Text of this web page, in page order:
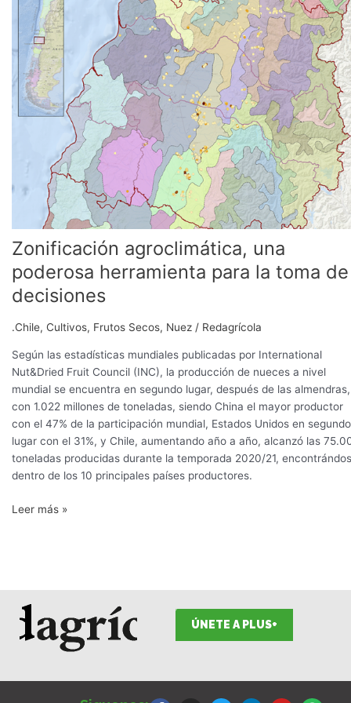
Zonificación agroclimática, una
poderosa herramienta para la toma de
decisiones
.Chile, Cultivos, Frutos Secos, Nuez / Redagrícola
Según las estadísticas mundiales publicadas por International
Nut&Dried Fruit Council (INC), la producción de nueces a nivel
mundial se encuentra en segundo lugar, después de las almendras,
con 1.022 millones de toneladas, siendo China el mayor productor
con el 47% de la participación mundial, Estados Unidos en segundo
lugar con el 31%, y Chile, aumentando año a año, alcanzó las
toneladas producidas durante la temporada 2020/21,
dentro de los 10 principales países productores.
poderosa
herramienta
para
la
toma
de
Leer más »
ÚNETE A PLUS+